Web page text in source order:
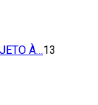
À…13